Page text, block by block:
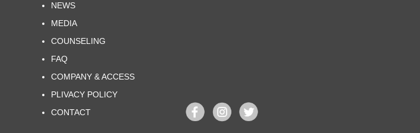
NEWS
MEDIA
COUNSELING
FAQ
COMPANY & ACCESS
PLIVACY POLICY
CONTACT